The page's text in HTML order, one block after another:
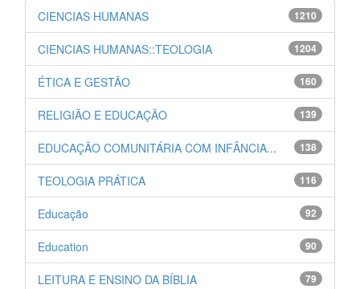
1210
CIENCIAS HUMANAS
1204
CIENCIAS HUMANAS::TEOLOGIA
160
ÉTICA E GESTÃO
139
RELIGIÃO E EDUCAÇÃO
138
EDUCAÇÃO COMUNITÁRIA COM INFÂNCIA...
116
TEOLOGIA PRÁTICA
92
Educação
90
Education
79
LEITURA E ENSINO DA BÍBLIA